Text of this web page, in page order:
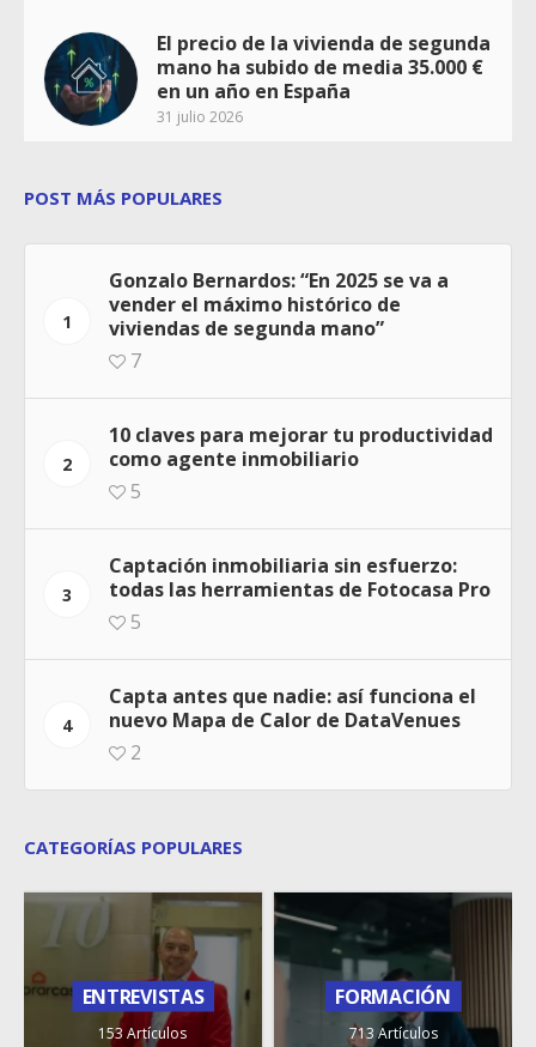
El precio de la vivienda de segunda
mano ha subido de media 35.000 €
en un año en España
31 julio 2026
POST MÁS POPULARES
1
Gonzalo Bernardos: “En 2025 se va a
vender el máximo histórico de
viviendas de segunda mano”
7
2
10 claves para mejorar tu productividad
como agente inmobiliario
5
3
Captación inmobiliaria sin esfuerzo:
todas las herramientas de Fotocasa Pro
5
4
Capta antes que nadie: así funciona el
nuevo Mapa de Calor de DataVenues
2
CATEGORÍAS POPULARES
ENTREVISTAS
153 Artículos
FORMACIÓN
713 Artículos